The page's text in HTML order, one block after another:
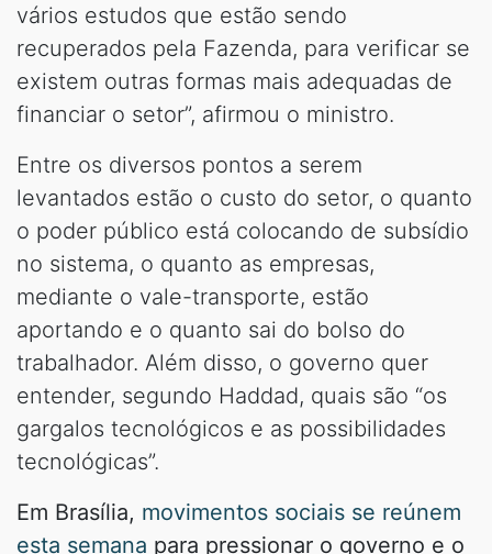
vários estudos que estão sendo
recuperados pela Fazenda, para verificar se
existem outras formas mais adequadas de
financiar o setor”, afirmou o ministro.
Entre os diversos pontos a serem
levantados estão o custo do setor, o quanto
o poder público está colocando de subsídio
no sistema, o quanto as empresas,
mediante o vale-transporte, estão
aportando e o quanto sai do bolso do
trabalhador. Além disso, o governo quer
entender, segundo Haddad, quais são “os
gargalos tecnológicos e as possibilidades
tecnológicas”.
Em Brasília, movimentos sociais se reúnem
esta semana para pressionar o governo e o